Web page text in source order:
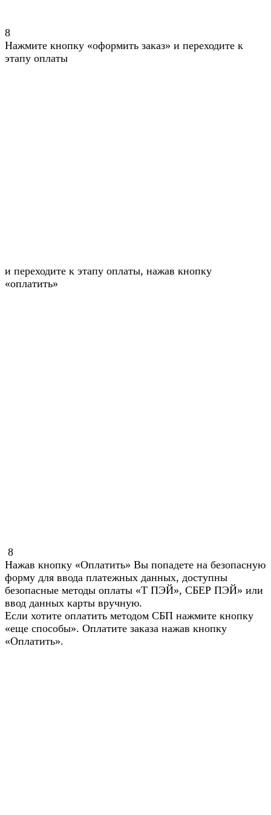
8
Нажмите кнопку «оформить заказ» и переходите к
этапу оплаты
и переходите к этапу оплаты, нажав кнопку
«оплатить»
8
Нажав кнопку «Оплатить» Вы попадете на безопасную
форму для ввода платежных данных, доступны
безопасные методы оплаты «Т ПЭЙ», СБЕР ПЭЙ» или
ввод данных карты вручную.
Если хотите оплатить методом СБП нажмите кнопку
«еще способы». Оплатите заказа нажав кнопку
«Оплатить».